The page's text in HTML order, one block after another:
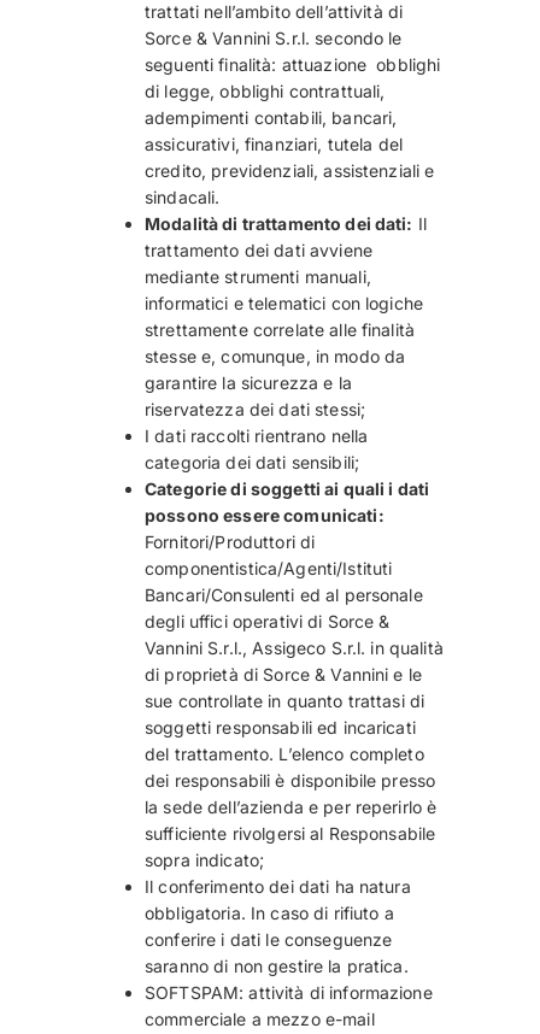
trattati nell’ambito dell’attività di
Sorce & Vannini S.r.l. secondo le
seguenti finalità: attuazione obblighi
di legge, obblighi contrattuali,
adempimenti contabili, bancari,
assicurativi, finanziari, tutela del
credito, previdenziali, assistenziali e
sindacali.
Modalità di trattamento dei dati: Il
trattamento dei dati avviene
mediante strumenti manuali,
informatici e telematici con logiche
strettamente correlate alle finalità
stesse e, comunque, in modo da
garantire la sicurezza e la
riservatezza dei dati stessi;
I dati raccolti rientrano nella
categoria dei dati sensibili;
Categorie di soggetti ai quali i dati
possono essere comunicati:
Fornitori/Produttori di
componentistica/Agenti/Istituti
Bancari/Consulenti ed al personale
degli uffici operativi di Sorce &
Vannini S.r.l., Assigeco S.r.l. in qualità
di proprietà di Sorce & Vannini e le
sue controllate in quanto trattasi di
soggetti responsabili ed incaricati
del trattamento. L’elenco completo
dei responsabili è disponibile presso
la sede dell’azienda e per reperirlo è
sufficiente rivolgersi al Responsabile
sopra indicato;
Il conferimento dei dati ha natura
obbligatoria. In caso di rifiuto a
conferire i dati le conseguenze
saranno di non gestire la pratica.
SOFTSPAM: attività di informazione
commerciale a mezzo e-mail